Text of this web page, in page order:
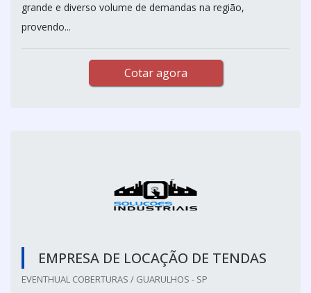
grande e diverso volume de demandas na região,
provendo...
Cotar agora
EMPRESA DE LOCAÇÃO DE TENDAS
EVENTHUAL COBERTURAS / GUARULHOS - SP